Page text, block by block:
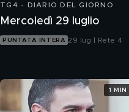
TG4 - DIARIO DEL GIORNO
Mercoledì 29 luglio
PUNTATA INTERA 29 lug | Rete 4
1 MIN